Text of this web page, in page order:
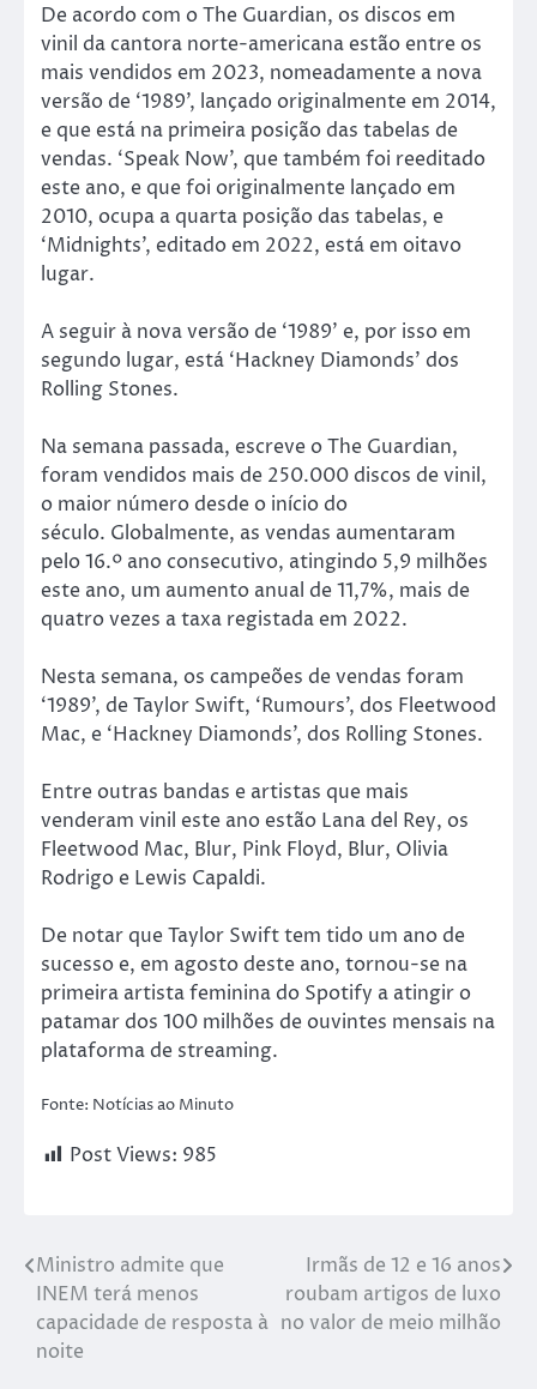
De acordo com o The Guardian, os discos em
vinil da cantora norte-americana estão entre os
mais vendidos em 2023, nomeadamente a nova
versão de ‘1989’, lançado originalmente em 2014,
e que está na primeira posição das tabelas de
vendas. ‘Speak Now’, que também foi reeditado
este ano, e que foi originalmente lançado em
2010, ocupa a quarta posição das tabelas, e
‘Midnights’, editado em 2022, está em oitavo
lugar.
A seguir à nova versão de ‘1989’ e, por isso em
segundo lugar, está ‘Hackney Diamonds’ dos
Rolling Stones.
Na semana passada, escreve o The Guardian,
foram vendidos mais de 250.000 discos de vinil,
o maior número desde o início do
século. Globalmente, as vendas aumentaram
pelo 16.º ano consecutivo, atingindo 5,9 milhões
este ano, um aumento anual de 11,7%, mais de
quatro vezes a taxa registada em 2022.
Nesta semana, os campeões de vendas foram
‘1989’, de Taylor Swift, ‘Rumours’, dos Fleetwood
Mac, e ‘Hackney Diamonds’, dos Rolling Stones.
Entre outras bandas e artistas que mais
venderam vinil este ano estão Lana del Rey, os
Fleetwood Mac, Blur, Pink Floyd, Blur, Olivia
Rodrigo e Lewis Capaldi.
De notar que Taylor Swift tem tido um ano de
sucesso e, em agosto deste ano, tornou-se na
primeira artista feminina do Spotify a atingir o
patamar dos 100 milhões de ouvintes mensais na
plataforma de streaming.
Fonte: Notícias ao Minuto
Post Views: 985
Ministro admite que
INEM terá menos
capacidade de resposta à
noite
Irmãs de 12 e 16 anos
roubam artigos de luxo
no valor de meio milhão